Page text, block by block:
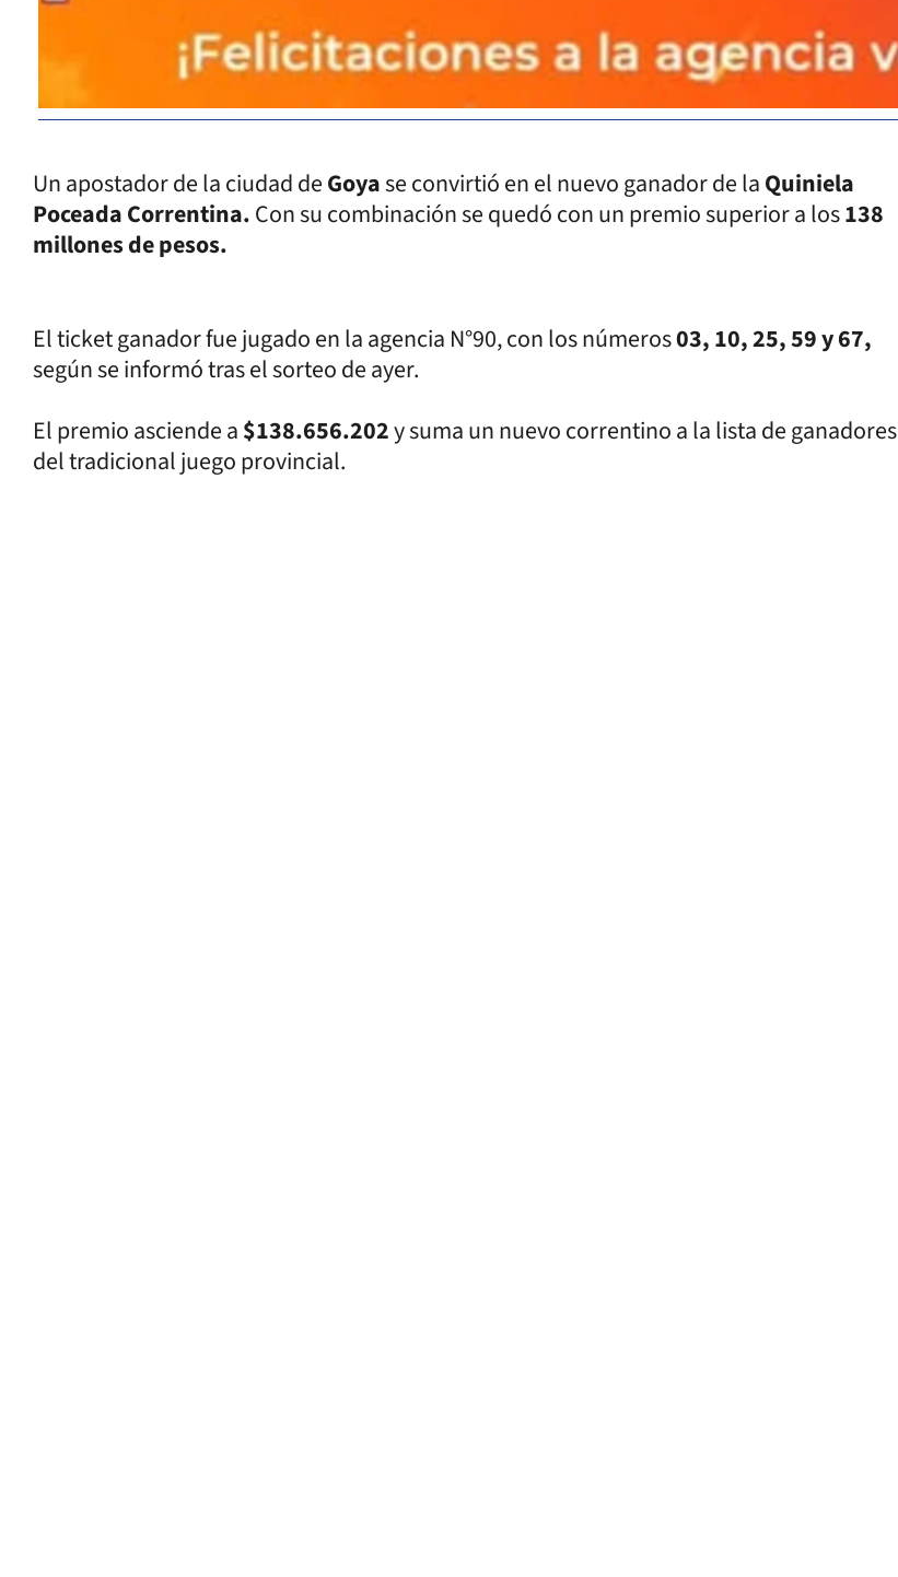
Un apostador de la ciudad deGoyase convirtió en el nuevo ganador de laQuiniela
Poceada Correntina.Con su combinación se quedó con un premio superior a los138
millones de pesos.
El ticket ganador fue jugado en la agencia N°90, con los números03, 10, 25, 59 y 67,
según se informó tras el sorteo de ayer.
El premio asciende a$138.656.202y suma un nuevo correntino a la lista de ganadores
del tradicional juego provincial.